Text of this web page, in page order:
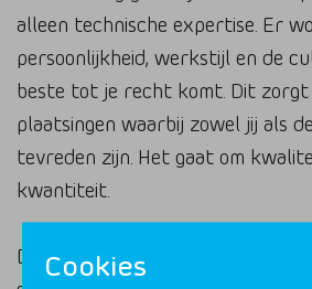
alleen technische expertise. Er
persoonlijkheid, werkstijl en de
beste tot je recht komt. Dit zorgt
plaatsingen waarbij zowel jij als
tevreden zijn. Het gaat om
kwantiteit.
Daarnaast begrijpt een
Cookies